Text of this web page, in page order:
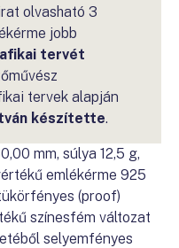
olvasható 3
jobb
tervét
tervek alapján
készítette.
mm, súlya 12,5 g,
emlékérme 925
(proof)
színesfém változat
selyemfényes